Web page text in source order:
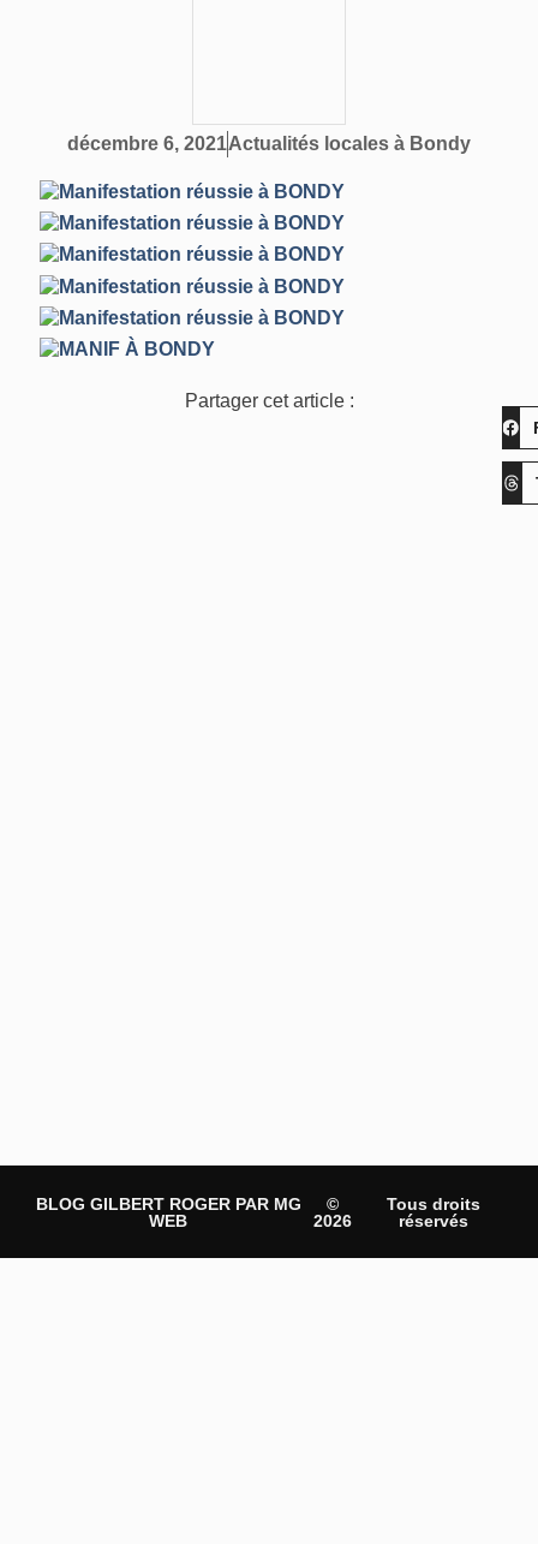
décembre 6, 2021Actualités locales à Bondy
Partager cet article :
BLOG GILBERT ROGER PAR MG
WEB
©
2026
Tous droits
réservés